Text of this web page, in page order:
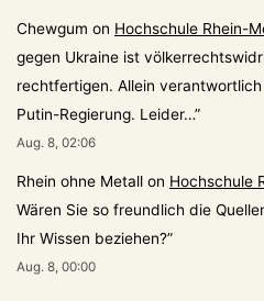
Chewgum on Hochschule Rhein-
gegen Ukraine ist
rechtfertigen. Allein
Putin-Regierung. Leider…”
Aug. 8, 02:06
Rhein ohne Metall on Hochschule
Wären Sie so freundlich die
Ihr Wissen beziehen?”
Aug. 8, 00:00